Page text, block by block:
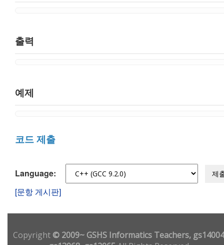
출력
예제
코드 제출
Language: 제
[문항 게시판]
Copyright© 2009~ GSHS Informatics Teachers,